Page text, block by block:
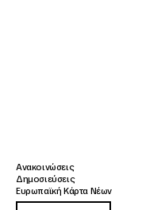
Ανακοινώσεις
Δημοσιεύσεις
Ευρωπαϊκή Κάρτα Νέων